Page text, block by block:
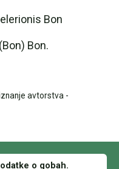
Bon
Bon.
avtorstva -